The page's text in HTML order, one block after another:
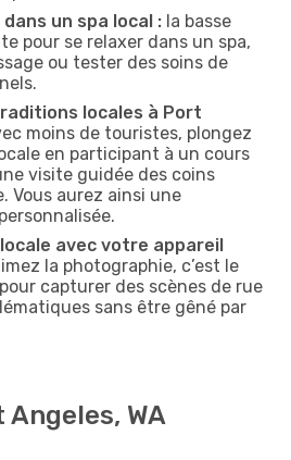
un spa local : la basse
pour se relaxer dans un spa,
ou tester des soins de
locales à Port
moins de touristes, plongez
en participant à un cours
visite guidée des coins
Vous aurez ainsi une
avec votre appareil
la photographie, c’est le
capturer des scènes de rue
sans être gêné par
Angeles, WA